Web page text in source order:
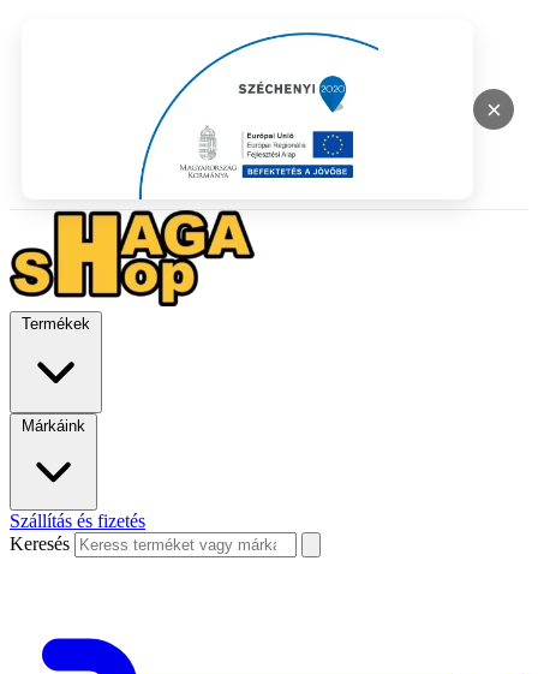
×
Termékek
Márkáink
Szállítás és fizetés
Keresés